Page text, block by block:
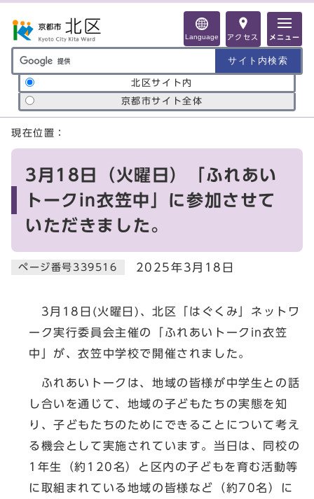
Language アクセス メニュー
サイト内検索の範囲
北区サイト内
京都市サイト全体
ここから本文です
現在位置：
3月18日（火曜日）「ふれあい
トークin衣笠中」に参加させて
いただきました。
ページ番号339516 2025年3月18日
3月18日(火曜日)、北区「はぐくみ」ネットワ
ーク実行委員会主催の「ふれあいトークin衣笠
中」が、衣笠中学校で開催されました。
ふれあいトークは、地域の皆様が中学生との話
し合いを通じて、地域の子どもたちの実態を知
り、子どもたちのためにできることについて考え
る機会として実施されています。当日は、同校の
1年生（約120名）と区内の子どもを育む活動等
に取組まれている地域の皆様など（約70名）に